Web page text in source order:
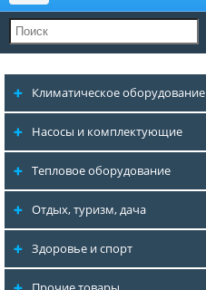
Климатическое оборудование
Насосы и комплектующие
Тепловое оборудование
Отдых, туризм, дача
Здоровье и спорт